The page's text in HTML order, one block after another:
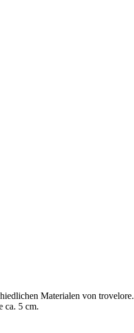
Materialen von trovelore.
ca. 5 cm.